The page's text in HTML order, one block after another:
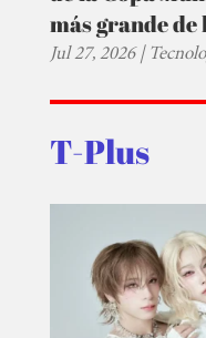
más grande
Jul 27, 2026|
T-Plus